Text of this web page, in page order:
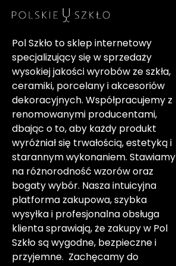
Pol Szkło to sklep internetowy
specjalizujący się w sprzedaży
wysokiej jakości wyrobów ze szkła,
ceramiki, porcelany i akcesoriów
dekoracyjnych. Współpracujemy z
renomowanymi producentami,
dbając o to, aby każdy produkt
wyróżniał się trwałością, estetyką i
starannym wykonaniem. Stawiamy
na różnorodność wzorów oraz
bogaty wybór. Nasza intuicyjna
platforma zakupowa, szybka
wysyłka i profesjonalna obsługa
klienta sprawiają, że zakupy w Pol
Szkło są wygodne, bezpieczne i
przyjemne. Zachęcamy do